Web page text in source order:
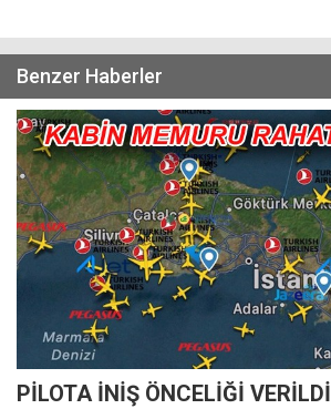
Benzer Haberler
PİLOTA İNİŞ ÖNCELİĞİ VERİLDİ